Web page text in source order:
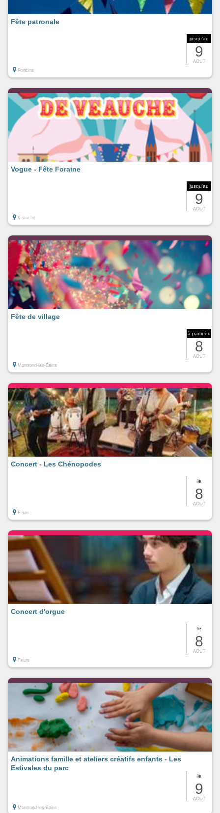
jusqu'au
9
AOUT
Fête patronale
Poncins
jusqu'au
9
AOUT
Vogue - Fête Foraine
Veauche
à partir du
8
AOUT
Fête de village
Montrond-les-Bains
le
8
AOUT
Concert - Les Chénopodes
Feurs
le
8
AOUT
Concert d'orgue
Feurs
le
9
AOUT
Animations famille et ateliers créatifs enfants - Les
Estivales du parc
Montrond-les-Bains